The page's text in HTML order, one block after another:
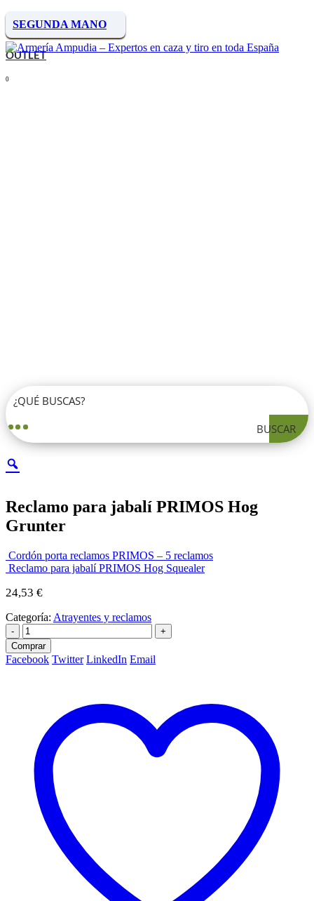
SEGUNDA MANO
OUTLET
0
BUSCAR
Reclamo para jabalí PRIMOS Hog
Grunter
Cordón porta reclamos PRIMOS – 5 reclamos
Reclamo para jabalí PRIMOS Hog Squealer
24,53 €
Categoría: Atrayentes y reclamos
-
+
Comprar
Facebook Twitter LinkedIn Email